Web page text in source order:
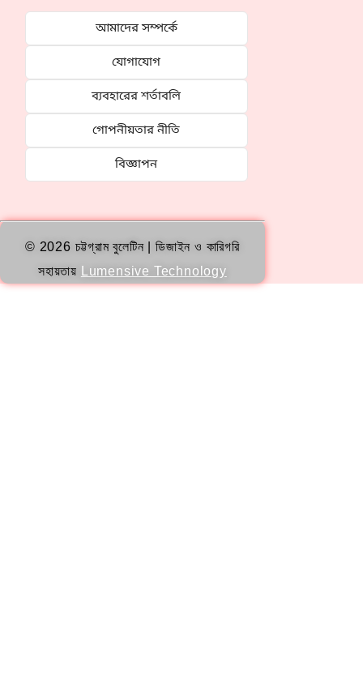
আমাদের সম্পর্কে
যোগাযোগ
ব্যবহারের শর্তাবলি
গোপনীয়তার নীতি
বিজ্ঞাপন
© 2026 চট্টগ্রাম বুলেটিন | ডিজাইন ও কারিগরি
সহায়তায়
Lumensive Technology